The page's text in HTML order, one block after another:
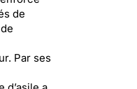
de
Par ses